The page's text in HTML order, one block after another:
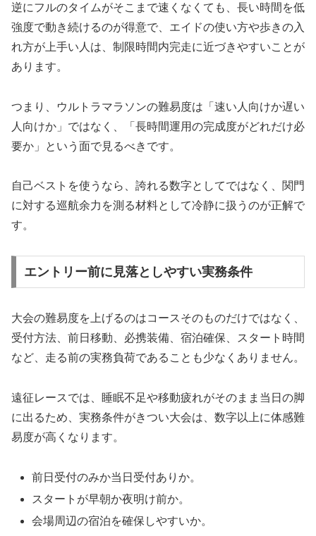
逆にフルのタイムがそこまで速くなくても、長い時間を低
強度で動き続けるのが得意で、エイドの使い方や歩きの入
れ方が上手い人は、制限時間内完走に近づきやすいことが
あります。
つまり、ウルトラマラソンの難易度は「速い人向けか遅い
人向けか」ではなく、「長時間運用の完成度がどれだけ必
要か」という面で見るべきです。
自己ベストを使うなら、誇れる数字としてではなく、関門
に対する巡航余力を測る材料として冷静に扱うのが正解で
す。
エントリー前に見落としやすい実務条件
大会の難易度を上げるのはコースそのものだけではなく、
受付方法、前日移動、必携装備、宿泊確保、スタート時間
など、走る前の実務負荷であることも少なくありません。
遠征レースでは、睡眠不足や移動疲れがそのまま当日の脚
に出るため、実務条件がきつい大会は、数字以上に体感難
易度が高くなります。
前日受付のみか当日受付ありか。
スタートが早朝か夜明け前か。
会場周辺の宿泊を確保しやすいか。